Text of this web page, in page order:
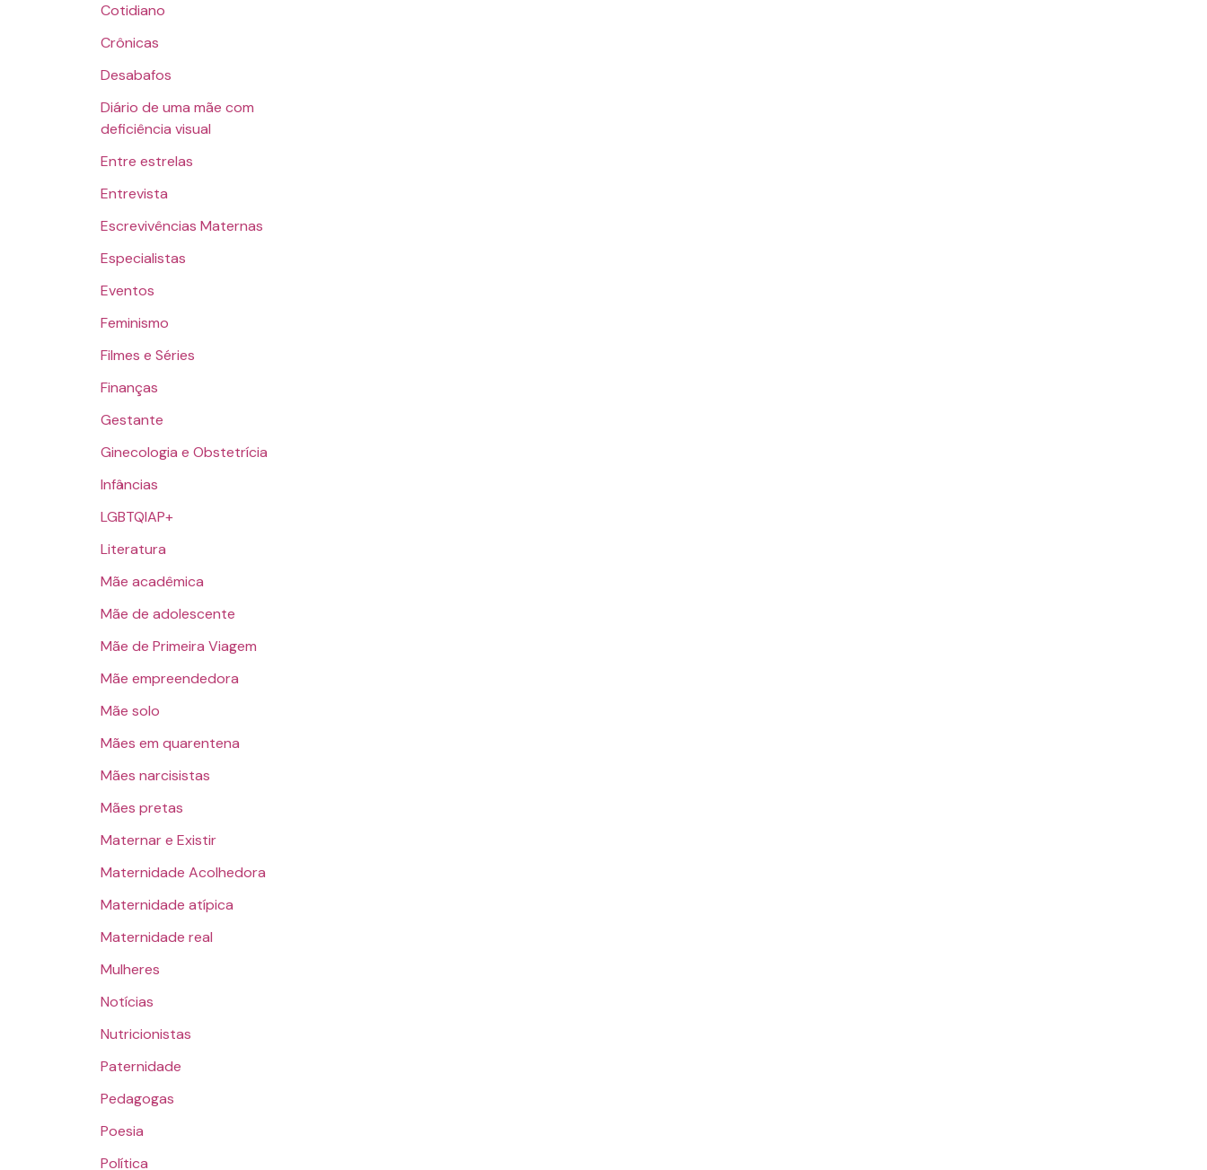
Cotidiano
Crônicas
Desabafos
Diário de uma mãe com
deficiência visual
Entre estrelas
Entrevista
Escrevivências Maternas
Especialistas
Eventos
Feminismo
Filmes e Séries
Finanças
Gestante
Ginecologia e Obstetrícia
Infâncias
LGBTQIAP+
Literatura
Mãe acadêmica
Mãe de adolescente
Mãe de Primeira Viagem
Mãe empreendedora
Mãe solo
Mães em quarentena
Mães narcisistas
Mães pretas
Maternar e Existir
Maternidade Acolhedora
Maternidade atípica
Maternidade real
Mulheres
Notícias
Nutricionistas
Paternidade
Pedagogas
Poesia
Política